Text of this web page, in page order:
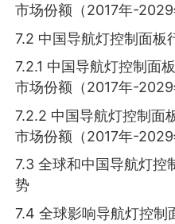
市场份额（2017年-2029
7.2 中国导航灯控制面板
7.2.1 中国导航灯控制面
市场份额（2017年-2029
7.2.2 中国导航灯控制面
市场份额（2017年-2029
7.3 全球和中国导航灯控
势
7.4 全球影响导航灯控制